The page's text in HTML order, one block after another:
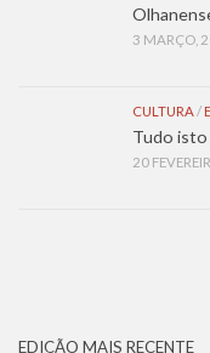
3 MARÇO,
CULTURA/
Tudo isto
20
EDIÇÃO MAIS RECENTE